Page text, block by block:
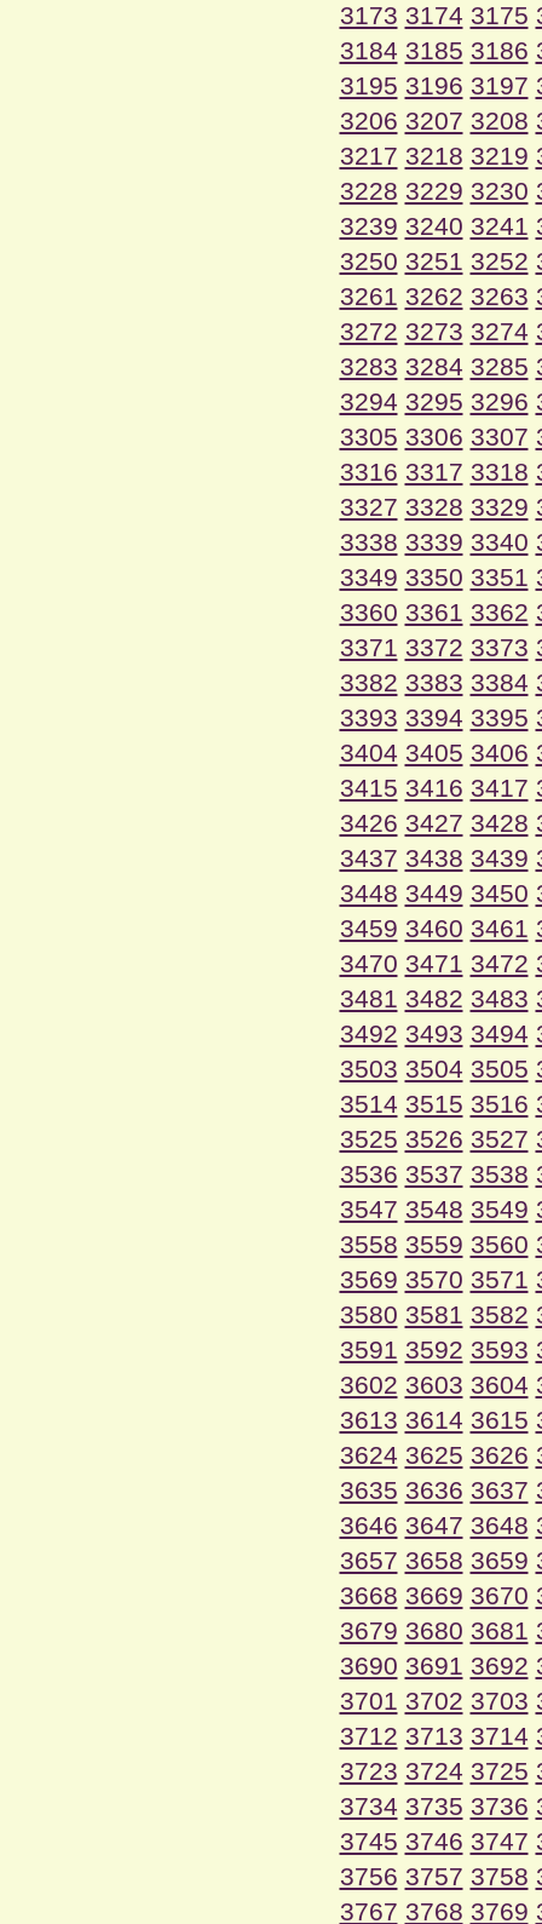
3173 3174 3175
3184 3185 3186
3195 3196 3197
3206 3207 3208
3217 3218 3219
3228 3229 3230
3239 3240 3241
3250 3251 3252
3261 3262 3263
3272 3273 3274
3283 3284 3285
3294 3295 3296
3305 3306 3307
3316 3317 3318
3327 3328 3329
3338 3339 3340
3349 3350 3351
3360 3361 3362
3371 3372 3373
3382 3383 3384
3393 3394 3395
3404 3405 3406
3415 3416 3417
3426 3427 3428
3437 3438 3439
3448 3449 3450
3459 3460 3461
3470 3471 3472
3481 3482 3483
3492 3493 3494
3503 3504 3505
3514 3515 3516
3525 3526 3527
3536 3537 3538
3547 3548 3549
3558 3559 3560
3569 3570 3571
3580 3581 3582
3591 3592 3593
3602 3603 3604
3613 3614 3615
3624 3625 3626
3635 3636 3637
3646 3647 3648
3657 3658 3659
3668 3669 3670
3679 3680 3681
3690 3691 3692
3701 3702 3703
3712 3713 3714
3723 3724 3725
3734 3735 3736
3745 3746 3747
3756 3757 3758
3767 3768 3769